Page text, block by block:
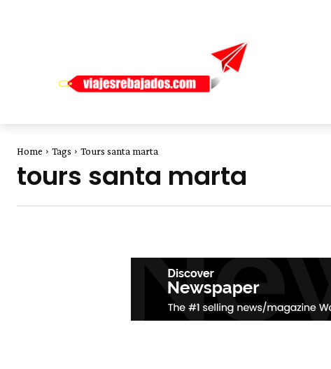
Home Tags Tours santa marta
tours santa marta